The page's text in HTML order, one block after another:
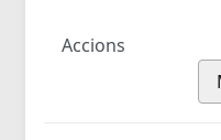
Accions